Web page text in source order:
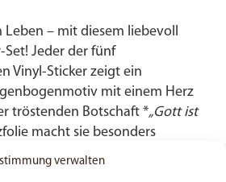
verwalten
Leben – mit diesem liebevoll
Jeder der fünf
Vinyl-Sticker zeigt ein
mit einem Herz
tröstenden Botschaft *„Gott ist
macht sie besonders
perfekt für Laptops,